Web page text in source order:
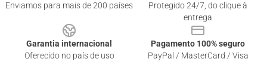
Enviamos para mais de 200 países
Protegido 24/7, do clique à
entrega
Garantia internacional
Oferecido no país de uso
Pagamento 100% seguro
PayPal / MasterCard / Visa